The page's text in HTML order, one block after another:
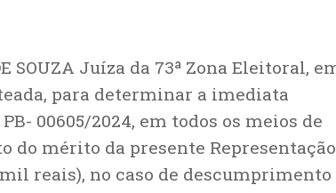
SOUZA Juíza da 73ª Zona Eleitoral,
para determinar a imediata
00605/2024, em todos os meios de
do mérito da presente
reais), no caso de descumprimento